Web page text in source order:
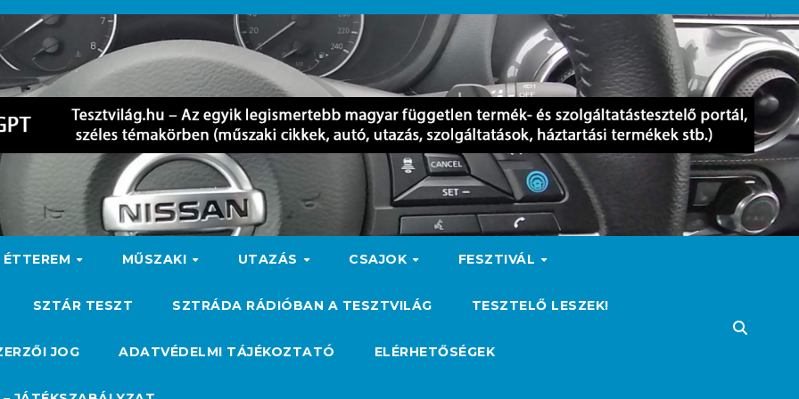
ÉTTEREM MŰSZAKI UTAZÁS CSAJOK FESZTIVÁL
SZTÁR TESZT SZTRÁDA RÁDIÓBAN A TESZTVILÁG TESZTELŐ LESZEK!
JOG ADATVÉDELMI TÁJÉKOZTATÓ ELÉRHETŐSÉGEK